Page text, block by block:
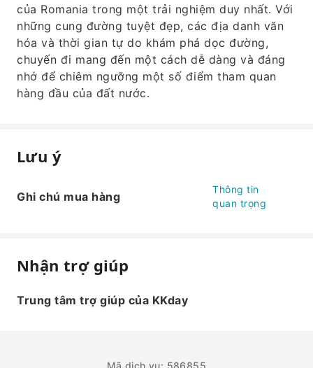
của Romania trong một trải nghiệm duy nhất. Với
những cung đường tuyệt đẹp, các địa danh văn
hóa và thời gian tự do khám phá dọc đường,
chuyến đi mang đến một cách dễ dàng và đáng
nhớ để chiêm ngưỡng một số điểm tham quan
hàng đầu của đất nước.
Lưu ý
Ghi chú mua hàng
Thông tin
quan trọng
Nhận trợ giúp
Trung tâm trợ giúp của KKday
Mã dịch vụ: 586855